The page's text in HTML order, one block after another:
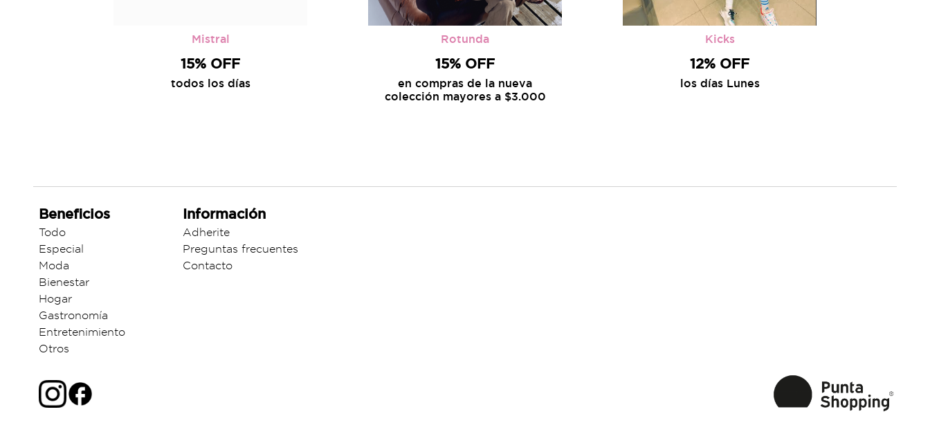
Mistral
15% OFF
todos los días
Rotunda
15% OFF
en compras de la nueva
colección mayores a $3.000
Kicks
12% OFF
los días Lunes
Beneficios
Todo
Especial
Moda
Bienestar
Hogar
Gastronomía
Entretenimiento
Otros
Información
Adherite
Preguntas frecuentes
Contacto